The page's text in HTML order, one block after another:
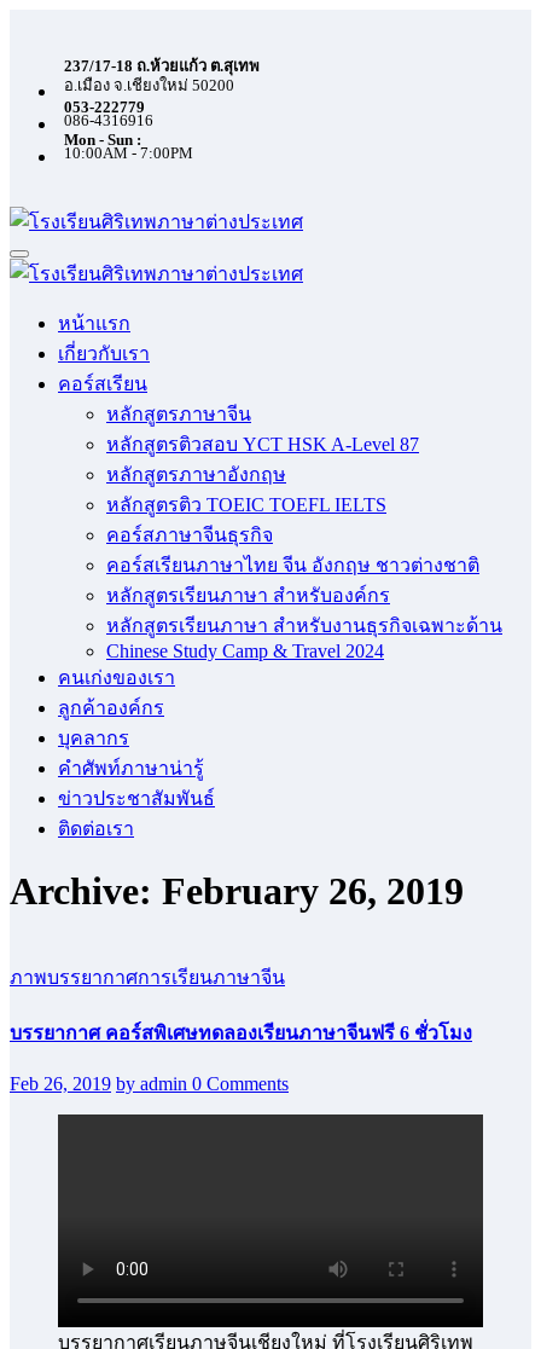
237/17-18 ถ.ห้วยแก้ว ต.สุเทพ
อ.เมือง จ.เชียงใหม่ 50200
053-222779
086-4316916
Mon - Sun :
10:00AM - 7:00PM
หน้าแรก
เกี่ยวกับเรา
คอร์สเรียน
หลักสูตรภาษาจีน
หลักสูตรติวสอบ YCT HSK A-Level 87
หลักสูตรภาษาอังกฤษ
หลักสูตรติว TOEIC TOEFL IELTS
คอร์สภาษาจีนธุรกิจ
คอร์สเรียนภาษาไทย จีน อังกฤษ ชาวต่างชาติ
หลักสูตรเรียนภาษา สำหรับองค์กร
หลักสูตรเรียนภาษา สำหรับงานธุรกิจเฉพาะด้าน
Chinese Study Camp & Travel 2024
คนเก่งของเรา
ลูกค้าองค์กร
บุคลากร
คําศัพท์ภาษาน่ารู้
ข่าวประชาสัมพันธ์
ติดต่อเรา
Archive: February 26, 2019
ภาพบรรยากาศการเรียนภาษาจีน
บรรยากาศ คอร์สพิเศษทดลองเรียนภาษาจีนฟรี 6 ชั่วโมง
Feb 26, 2019 by admin 0 Comments
บรรยากาศเรียนภาษจีนเชียงใหม่ ที่โรงเรียนศิริเทพ